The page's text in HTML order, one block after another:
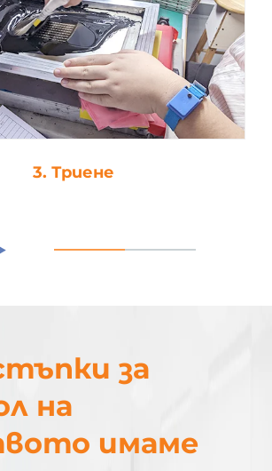
4. Капка-лепило
за
на
имаме